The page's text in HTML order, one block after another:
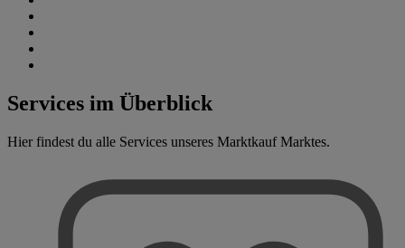
Services im Überblick
Hier findest du alle Services unseres Marktkauf Marktes.